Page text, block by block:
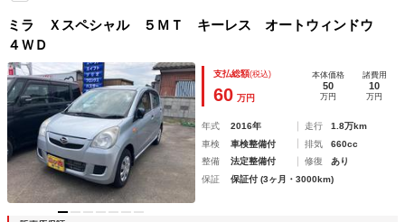
ミラ Ｘスペシャル ５ＭＴ キーレス オートウィンドウ
４ＷＤ
支払総額(税込)
60 万円
本体価格
50
万円
諸費用
10
万円
年式 2016年 走行
1.8万km
車検
車検整備付 排気
660cc
整備
法定整備付 修復
あり
保証
保証付 (3ヶ月・3000km)